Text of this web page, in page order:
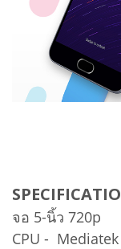
จอ 5-นิ้ว 720p
CPU -